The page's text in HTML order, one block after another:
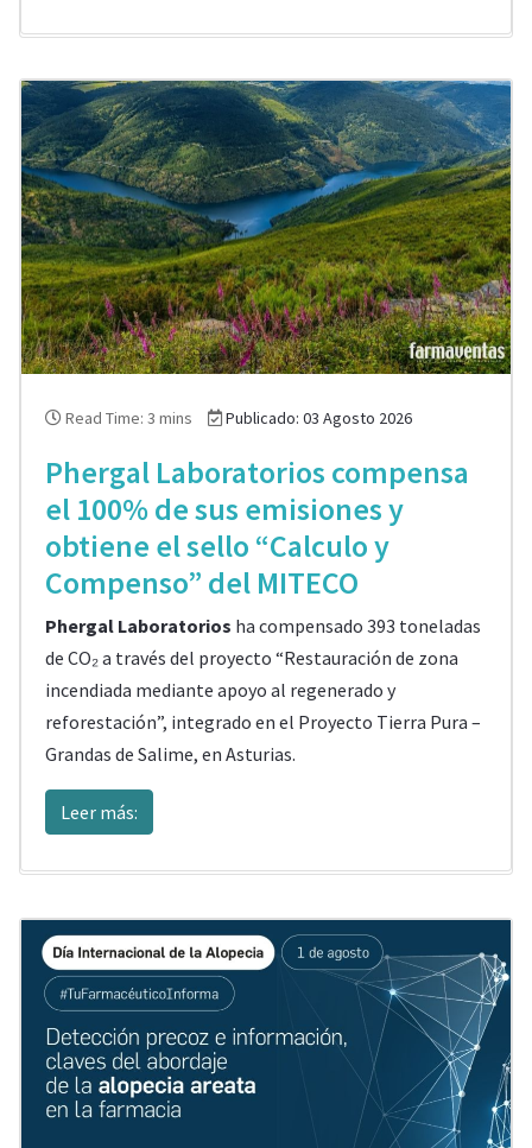
Read Time: 3 mins Publicado: 03 Agosto 2026
Phergal Laboratorios compensa
el 100% de sus emisiones y
obtiene el sello “Calculo y
Compenso” del MITECO
Phergal Laboratorios ha compensado 393 toneladas
de CO₂ a través del proyecto “Restauración de zona
incendiada mediante apoyo al regenerado y
reforestación”, integrado en el Proyecto Tierra Pura –
Grandas de Salime, en Asturias.
Leer más: